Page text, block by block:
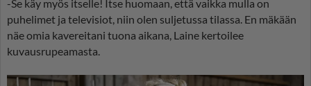
-Se käy myös itselle! Itse huomaan, että vaikka mulla on
puhelimet ja televisiot, niin olen suljetussa tilassa. En mäkään
näe omia kavereitani tuona aikana, Laine kertoilee
kuvausrupeamasta.